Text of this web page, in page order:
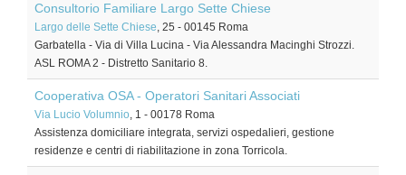
Consultorio Familiare Largo Sette Chiese
Largo delle Sette Chiese, 25 - 00145 Roma
Garbatella - Via di Villa Lucina - Via Alessandra Macinghi Strozzi.
ASL ROMA 2 - Distretto Sanitario 8.
Cooperativa OSA - Operatori Sanitari Associati
Via Lucio Volumnio, 1 - 00178 Roma
Assistenza domiciliare integrata, servizi ospedalieri, gestione
residenze e centri di riabilitazione in zona Torricola.